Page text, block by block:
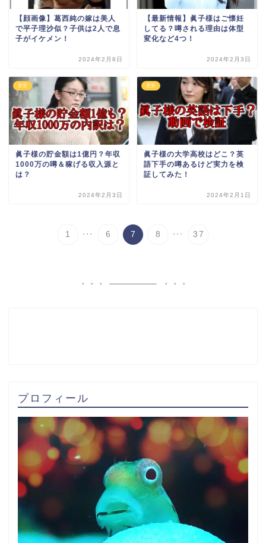
【顔画像】葛西純の嫁は美人
で平子理沙似？子供は2人で息
子がイケメン！
2024年2月8日
【最新情報】眞子様はご懐妊
してる？噂される理由は体型
変化など4つ！
2024年2月3日
皇室
眞子様の貯金額は1億円？年収
1000万の噂＆稼げる収入源と
は？
2024年2月3日
皇室
眞子様の大学高校はどこ？英
語下手の噂あるけど実力を検
証してみた！
2024年2月1日
1 ... 6 7 8 ... 37
プロフィール